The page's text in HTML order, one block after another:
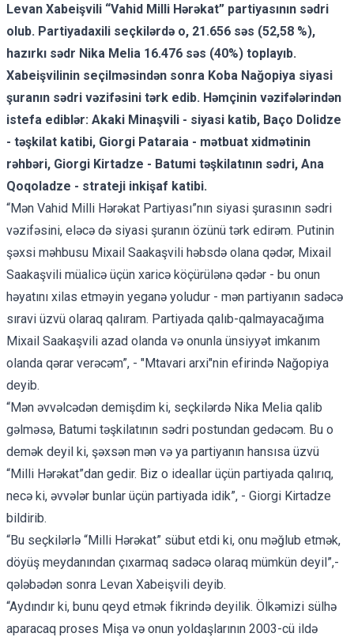
Levan Xabeişvili “Vahid Milli Hərəkat” partiyasının sədri
olub. Partiyadaxili seçkilərdə o, 21.656 səs (52,58 %),
hazırkı sədr Nika Melia 16.476 səs (40%) toplayıb.
Xabeişvilinin seçilməsindən sonra Koba Nağopiya siyasi
şuranın sədri vəzifəsini tərk edib. Həmçinin vəzifələrindən
istefa ediblər: Akaki Minaşvili - siyasi katib, Baço Dolidze
- təşkilat katibi, Giorgi Pataraia - mətbuat xidmətinin
rəhbəri, Giorgi Kirtadze - Batumi təşkilatının sədri, Ana
Qoqoladze - strateji inkişaf katibi.
“Mən Vahid Milli Hərəkat Partiyası”nın siyasi şurasının sədri
vəzifəsini, eləcə də siyasi şuranın özünü tərk edirəm. Putinin
şəxsi məhbusu Mixail Saakaşvili həbsdə olana qədər, Mixail
Saakaşvili müalicə üçün xaricə köçürülənə qədər - bu onun
həyatını xilas etməyin yeganə yoludur - mən partiyanın sadəcə
sıravi üzvü olaraq qalıram. Partiyada qalıb-qalmayacağıma
Mixail Saakaşvili azad olanda və onunla ünsiyyət imkanım
olanda qərar verəcəm”, - "Mtavari arxi"nin efirində Nağopiya
deyib.
“Mən əvvəlcədən demişdim ki, seçkilərdə Nika Melia qalib
gəlməsə, Batumi təşkilatının sədri postundan gedəcəm. Bu o
demək deyil ki, şəxsən mən və ya partiyanın hansısa üzvü
“Milli Hərəkat”dan gedir. Biz o ideallar üçün partiyada qalırıq,
necə ki, əvvələr bunlar üçün partiyada idik”, - Giorgi Kirtadze
bildirib.
“Bu seçkilərlə “Milli Hərəkat” sübut etdi ki, onu məğlub etmək,
döyüş meydanından çıxarmaq sadəcə olaraq mümkün deyil”,-
qələbədən sonra Levan Xabeişvili deyib.
“Aydındır ki, bunu qeyd etmək fikrində deyilik. Ölkəmizi sülhə
aparacaq proses Mişa və onun yoldaşlarının 2003-cü ildə